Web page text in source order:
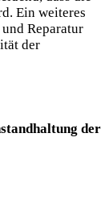
Ein weiteres
Reparatur
der
der